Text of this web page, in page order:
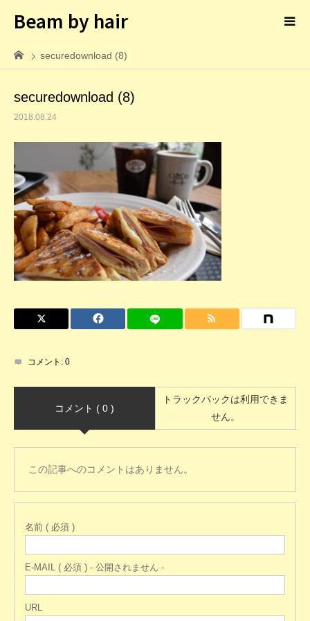
Beam by hair
securedownload (8)
securedownload (8)
2018.08.24
コメント: 0
コメント ( 0 )
トラックバックは利用できま
せん。
この記事へのコメントはありません。
名前 ( 必須 )
E-MAIL ( 必須 ) - 公開されません -
URL